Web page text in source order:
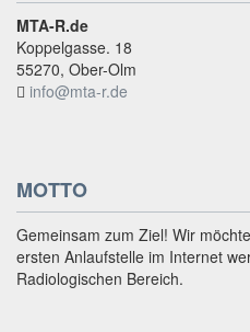
MTA-R.de
Koppelgasse. 18
55270, Ober-Olm
info@mta-r.de
MOTTO
Gemeinsam zum Ziel! Wir
ersten Anlaufstelle im Internet
Radiologischen Bereich.